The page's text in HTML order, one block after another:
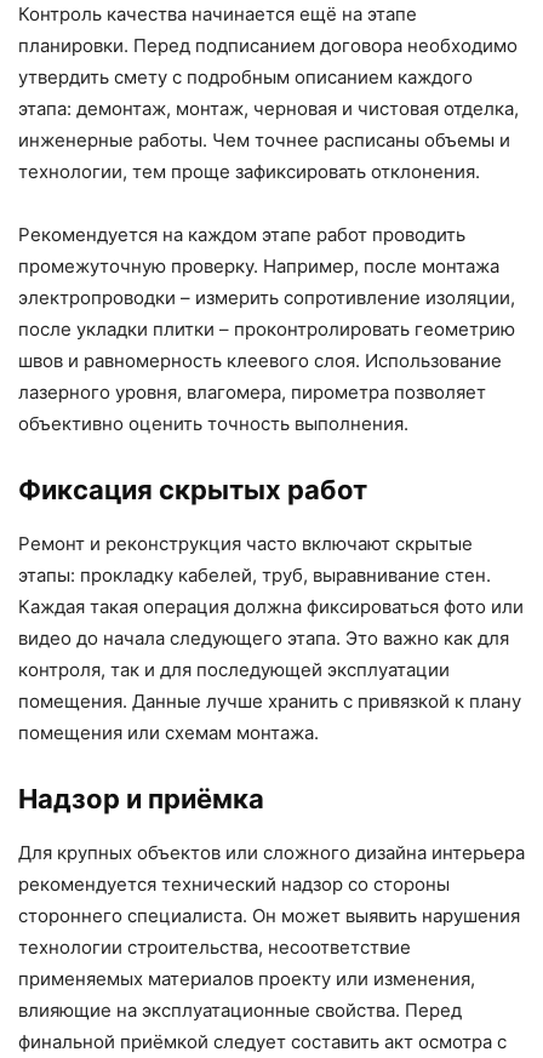
Контроль качества начинается ещё на этапе
планировки. Перед подписанием договора необходимо
утвердить смету с подробным описанием каждого
этапа: демонтаж, монтаж, черновая и чистовая отделка,
инженерные работы. Чем точнее расписаны объемы и
технологии, тем проще зафиксировать отклонения.
Рекомендуется на каждом этапе работ проводить
промежуточную проверку. Например, после монтажа
электропроводки – измерить сопротивление изоляции,
после укладки плитки – проконтролировать геометрию
швов и равномерность клеевого слоя. Использование
лазерного уровня, влагомера, пирометра позволяет
объективно оценить точность выполнения.
Фиксация скрытых работ
Ремонт и реконструкция часто включают скрытые
этапы: прокладку кабелей, труб, выравнивание стен.
Каждая такая операция должна фиксироваться фото или
видео до начала следующего этапа. Это важно как для
контроля, так и для последующей эксплуатации
помещения. Данные лучше хранить с привязкой к плану
помещения или схемам монтажа.
Надзор и приёмка
Для крупных объектов или сложного дизайна интерьера
рекомендуется технический надзор со стороны
стороннего специалиста. Он может выявить нарушения
технологии строительства, несоответствие
применяемых материалов проекту или изменения,
влияющие на эксплуатационные свойства. Перед
финальной приёмкой следует составить акт осмотра с